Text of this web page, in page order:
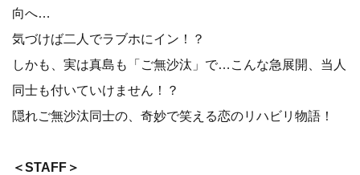
向へ…
気づけば二人でラブホにイン！？
しかも、実は真島も「ご無沙汰」で…こんな急展開、当人
同士も付いていけません！？
隠れご無沙汰同士の、奇妙で笑える恋のリハビリ物語！
＜STAFF＞